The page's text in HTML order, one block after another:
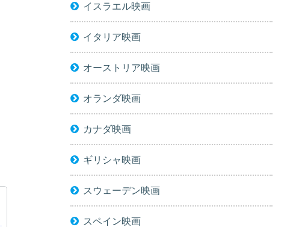
イスラエル映画
イタリア映画
オーストリア映画
オランダ映画
カナダ映画
ギリシャ映画
スウェーデン映画
スペイン映画